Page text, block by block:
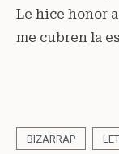
Le hice honor
me cubren la
BIZARRAP